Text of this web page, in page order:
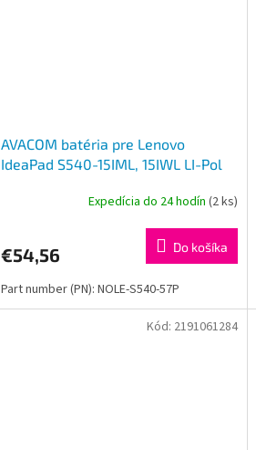
AVACOM batéria pre Lenovo
IdeaPad S540-15IML, 15IWL LI-Pol
Expedícia do 24 hodín (2 ks)
€54,56 Do košíka
Part number (PN): NOLE-S540-57P
Kód: 2191061284